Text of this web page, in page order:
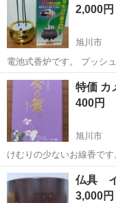
2,000円
旭川市
電池式香炉です。 プッシュ式スイッチを軽く押すだけで、点灯消灯が
できます。 全体の高さ14.5㎝ お線香部分の高さ9㎝ 直径8㎝ LEDで明
るさ長持ち、マンガン電池
電池2本...
北海道 旭川市 冠婚
特価 カ
400円
旭川市
けむりの少ないお線香です。 定価968円税込ですが、長期在庫品
め値引販売とします。 長さ15.5㎝ 約25分燃焼 1箱約120g 旭川市内
駐車場にて、受け渡し予
装、のし紙つ...
北海道 旭川市 冠婚
仏具
3,000円